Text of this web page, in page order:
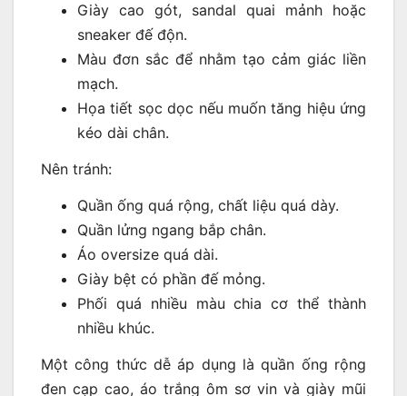
Giày cao gót, sandal quai mảnh hoặc
sneaker đế độn.
Màu đơn sắc để nhằm tạo cảm giác liền
mạch.
Họa tiết sọc dọc nếu muốn tăng hiệu ứng
kéo dài chân.
Nên tránh:
Quần ống quá rộng, chất liệu quá dày.
Quần lửng ngang bắp chân.
Áo oversize quá dài.
Giày bệt có phần đế mỏng.
Phối quá nhiều màu chia cơ thể thành
nhiều khúc.
Một công thức dễ áp dụng là quần ống rộng
đen cạp cao, áo trắng ôm sơ vin và giày mũi